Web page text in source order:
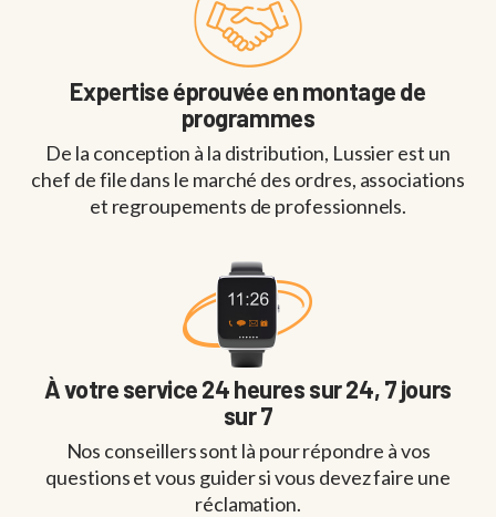
Expertise éprouvée en montage de
programmes
De la conception à la distribution, Lussier est un
chef de file dans le marché des ordres, associations
et regroupements de professionnels.
À votre service 24 heures sur 24, 7 jours
sur 7
Nos conseillers sont là pour répondre à vos
questions et vous guider si vous devez faire une
réclamation.